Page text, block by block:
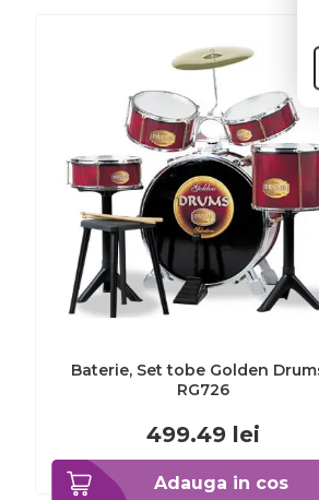
Adauga in cos
Baterie, Set tobe Golden
RG726
499.49 lei